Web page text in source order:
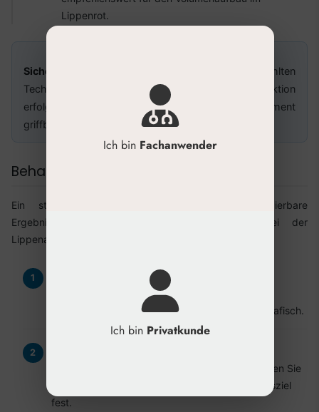
Lippenrot.
Sicherheitshinweis:
Unabhängig von der gewählten
Technik sollte stets eine Aspiration vor der Injektion
erfolgen und Hyaluronidase als Notfallmedikament
griffbereit sein.
Behandlungsablauf in der Praxis
Ein strukturierter Ablauf gewährleistet reproduzierbare
Ergebnisse und maximale Patientensicherheit bei der
Lippenaugmentation.
Anamnese und Beratung:
Krankengeschichte, Allergien und Erwartungen.
Dokumentieren Sie den Ausgangsbefund fotografisch.
Lippenanatomie und Gesichtsproportionen. Legen Sie
gemeinsam mit dem Patienten das Behandlungsziel
fest.
Ich bin Fachanwender
Ich bin Privatkunde